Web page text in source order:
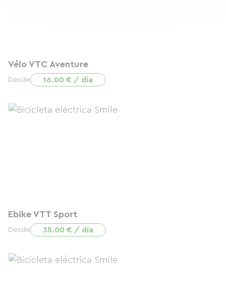
Vélo VTC Aventure
Desde 16.00 € / día
Ebike VTT Sport
Desde 35.00 € / día